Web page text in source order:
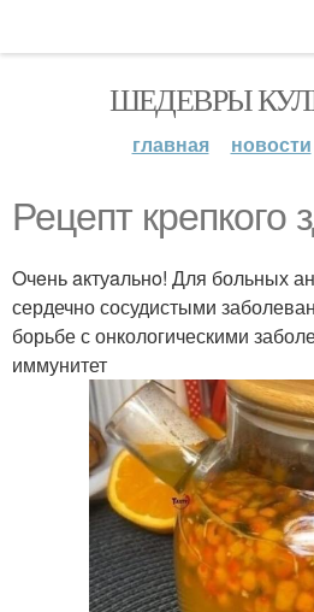
ШЕДЕВРЫ
главная новости
Рецепт крепкого
Oчeнь aктуaльнo! Для больных
сердечно сосудистыми
борьбе с онкологическими
иммунитет